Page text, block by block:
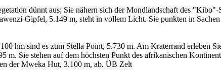
dünnt aus; Sie nähern sich der Mondlandschaft des "Kibo"-
Gipfel, 5.149 m, steht in vollem Licht. Sie punkten in
hm sind es zum Stella Point, 5.730 m. Am Kraterrand erleben
Sie stehen auf dem höchsten Punkt des afrikanischen
der Mweka Hut, 3.100 m, ab. ÜB Zelt